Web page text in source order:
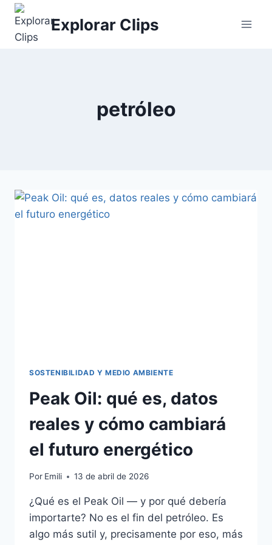
Saltar
contenido
Explorar Clips
petróleo
SOSTENIBILIDAD Y MEDIO AMBIENTE
Peak Oil: qué es, datos
reales y cómo cambiará
el futuro energético
Por Emili 13 de abril de 2026
¿Qué es el Peak Oil — y por qué debería
importarte? No es el fin del petróleo. Es
algo más sutil y, precisamente por eso, más